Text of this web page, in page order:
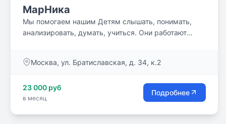
МарНика
Мы помогаем нашим Детям слышать, понимать,
анализировать, думать, учиться. Они работают
Москва, ул. Братиславская, д. 34, к.2
23 000 руб
в месяц
Подробнее